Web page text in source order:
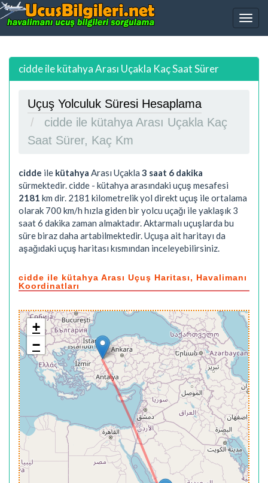
cidde ile kütahya Arası Uçakla Kaç Saat Sürer
Uçuş Yolculuk Süresi Hesaplama
cidde ile kütahya Arası Uçakla Kaç
Saat Sürer, Kaç Km
cidde ile kütahya Arası Uçakla 3 saat 6 dakika
sürmektedir. cidde - kütahya arasındaki uçuş mesafesi
2181 km dir. 2181 kilometrelik yol direkt uçuş ile ortalama
olarak 700 km/h hızla giden bir yolcu uçağı ile yaklaşık 3
saat 6 dakika zaman almaktadır. Aktarmalı uçuşlarda bu
süre biraz daha artabilmektedir. Uçuşa ait haritayı da
aşağıdaki uçuş haritası kısmından inceleyebilirsiniz.
cidde ile kütahya Arası Uçuş Haritası, Havalimanı
Koordinatları
+
−